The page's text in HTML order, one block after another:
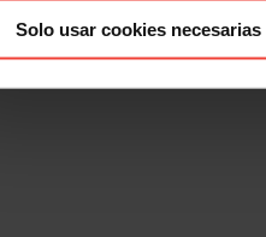
Solo usar cookies necesarias